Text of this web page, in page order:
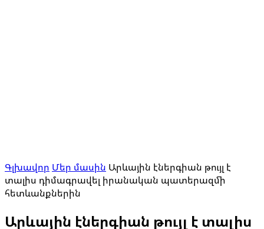
Գլխավոր Մեր մասին Արևային էներգիան թույլ է
տալիս դիմագրավել իրանական պատերազմի
հետևանքներին
Արևային էներգիան թույլ է տալիս